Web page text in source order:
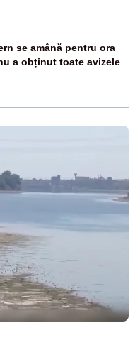
se amână pentru ora
a obținut toate avizele